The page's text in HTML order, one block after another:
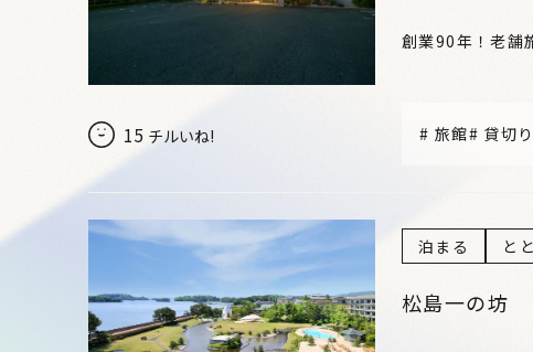
15 チルいね!
創業90年！老舗
# 旅館# 貸切
泊まる と
松島一の坊